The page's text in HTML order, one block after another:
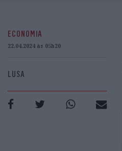
ECONOMIA
22.04.2024 às 05h20
LUSA